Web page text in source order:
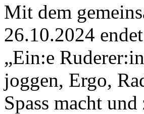
Mit dem
26.10.2024
„Ein:e
joggen, Ergo,
Spass macht